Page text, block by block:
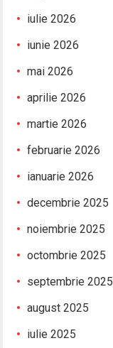
iulie 2026
iunie 2026
mai 2026
aprilie 2026
martie 2026
februarie 2026
ianuarie 2026
decembrie 2025
noiembrie 2025
octombrie 2025
septembrie 2025
august 2025
iulie 2025